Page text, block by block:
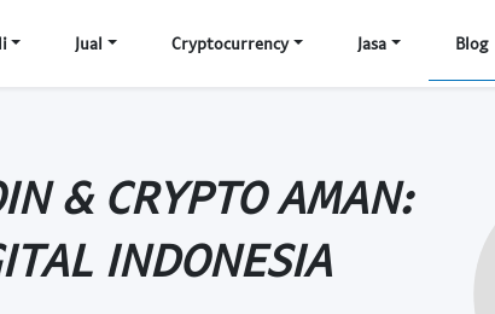
Jual Cryptocurrency Jasa Blog
& CRYPTO AMAN:
INDONESIA